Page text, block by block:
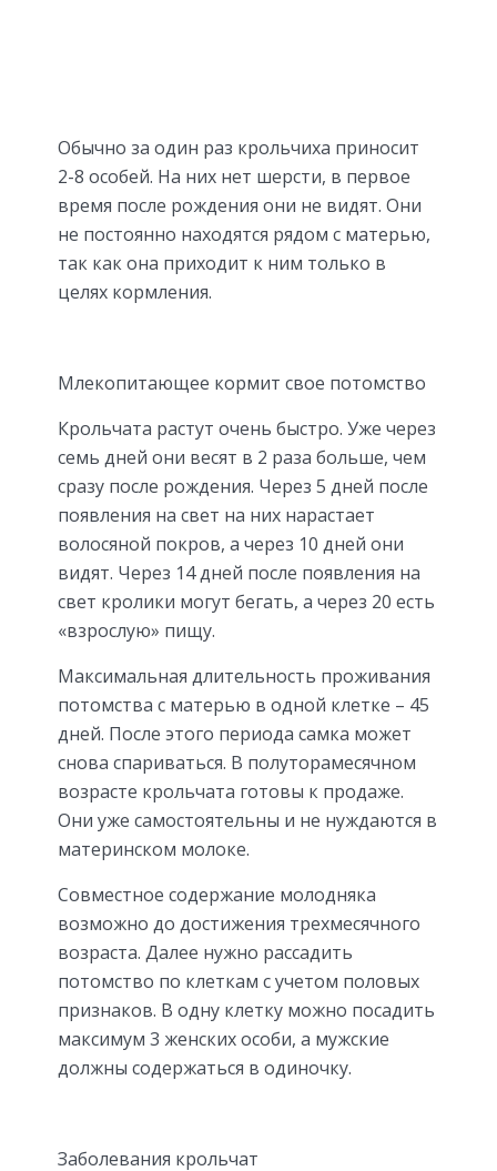
Обычно за один раз крольчиха приносит
2-8 особей. На них нет шерсти, в первое
время после рождения они не видят. Они
не постоянно находятся рядом с матерью,
так как она приходит к ним только в
целях кормления.
Млекопитающее кормит свое потомство
Крольчата растут очень быстро. Уже через
семь дней они весят в 2 раза больше, чем
сразу после рождения. Через 5 дней после
появления на свет на них нарастает
волосяной покров, а через 10 дней они
видят. Через 14 дней после появления на
свет кролики могут бегать, а через 20 есть
«взрослую» пищу.
Максимальная длительность проживания
потомства с матерью в одной клетке – 45
дней. После этого периода самка может
снова спариваться. В полуторамесячном
возрасте крольчата готовы к продаже.
Они уже самостоятельны и не нуждаются в
материнском молоке.
Совместное содержание молодняка
возможно до достижения трехмесячного
возраста. Далее нужно рассадить
потомство по клеткам с учетом половых
признаков. В одну клетку можно посадить
максимум 3 женских особи, а мужские
должны содержаться в одиночку.
Заболевания крольчат